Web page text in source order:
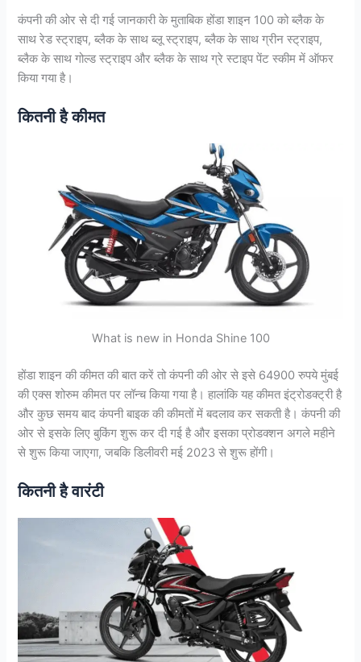
कंपनी की ओर से दी गई जानकारी के मुताबिक होंडा शाइन 100 को ब्लैक के
साथ रेड स्ट्राइप, ब्लैक के साथ ब्लू स्ट्राइप, ब्लैक के साथ ग्रीन स्ट्राइप,
ब्लैक के साथ गोल्ड स्ट्राइप और ब्लैक के साथ ग्रे स्टाइप पेंट स्कीम में ऑफर
किया गया है।
कितनी है कीमत
What is new in Honda Shine 100
होंडा शाइन की कीमत की बात करें तो कंपनी की ओर से इसे 64900 रुपये मुंबई
की एक्स शोरुम कीमत पर लॉन्च किया गया है। हालांकि यह कीमत इंट्रोडक्ट्री है
और कुछ समय बाद कंपनी बाइक की कीमतों में बदलाव कर सकती है। कंपनी की
ओर से इसके लिए बुकिंग शुरू कर दी गई है और इसका प्रोडक्शन अगले महीने
से शुरू किया जाएगा, जबकि डिलीवरी मई 2023 से शुरू होंगी।
कितनी है वारंटी